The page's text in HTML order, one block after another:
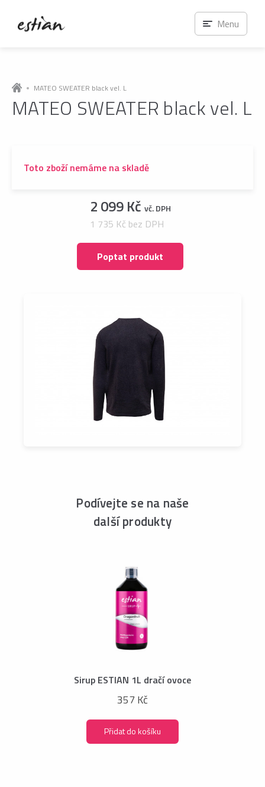
MATEO SWEATER black vel. L
MATEO SWEATER black vel. L
Toto zboží nemáme na skladě
2 099 Kč vč. DPH
1 735 Kč bez DPH
Poptat produkt
Podívejte se na naše
další produkty
Sirup ESTIAN 1L dračí ovoce
357 Kč
Přidat do košíku
Menu